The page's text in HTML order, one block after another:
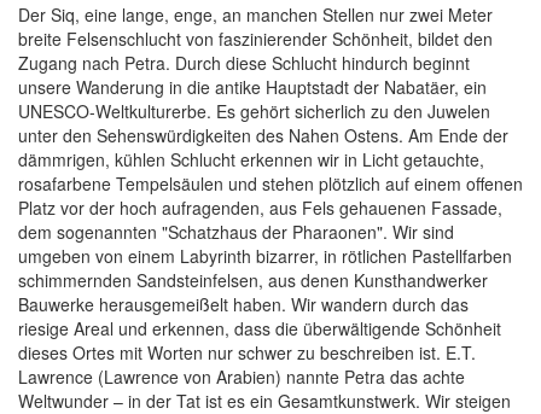
Der Siq, eine lange, enge, an manchen Stellen nur zwei Meter
breite Felsenschlucht von faszinierender Schönheit, bildet den
Zugang nach Petra. Durch diese Schlucht hindurch beginnt
unsere Wanderung in die antike Hauptstadt der Nabatäer, ein
UNESCO-Weltkulturerbe. Es gehört sicherlich zu den Juwelen
unter den Sehenswürdigkeiten des Nahen Ostens. Am Ende der
dämmrigen, kühlen Schlucht erkennen wir in Licht getauchte,
rosafarbene Tempelsäulen und stehen plötzlich auf einem offenen
Platz vor der hoch aufragenden, aus Fels gehauenen Fassade,
dem sogenannten "Schatzhaus der Pharaonen". Wir sind
umgeben von einem Labyrinth bizarrer, in rötlichen Pastellfarben
schimmernden Sandsteinfelsen, aus denen Kunsthandwerker
Bauwerke herausgemeißelt haben. Wir wandern durch das
riesige Areal und erkennen, dass die überwältigende Schönheit
dieses Ortes mit Worten nur schwer zu beschreiben ist. E.T.
Lawrence (Lawrence von Arabien) nannte Petra das achte
Weltwunder – in der Tat ist es ein Gesamtkunstwerk. Wir steigen